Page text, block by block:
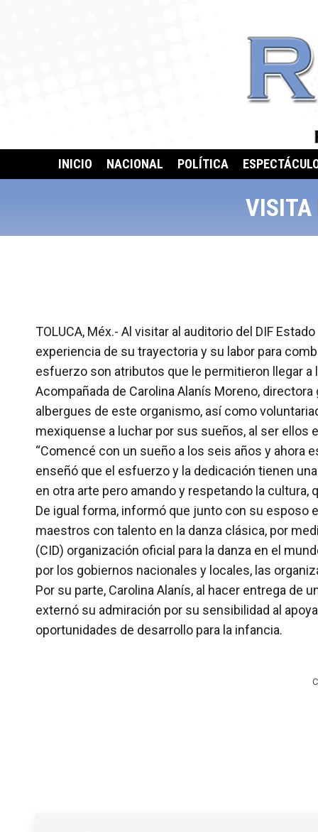
INICIO NACIONAL POLÍTICA
VISITA
TOLUCA, Méx.- Al visitar al auditorio del DIF
experiencia de su trayectoria y su labor para
esfuerzo son atributos que le permitieron llegar a
Acompañada de Carolina Alanís Moreno,
albergues de este organismo, así como
mexiquense a luchar por sus sueños, al ser
“Comencé con un sueño a los seis años y ahora
enseñó que el esfuerzo y la dedicación tienen
en otra arte pero amando y respetando la cultura,
De igual forma, informó que junto con su esposo
maestros con talento en la danza clásica, por
(CID) organización oficial para la danza en el
por los gobiernos nacionales y locales, las
Por su parte, Carolina Alanís, al hacer entrega de
externó su admiración por su sensibilidad al
oportunidades de desarrollo para la infancia.